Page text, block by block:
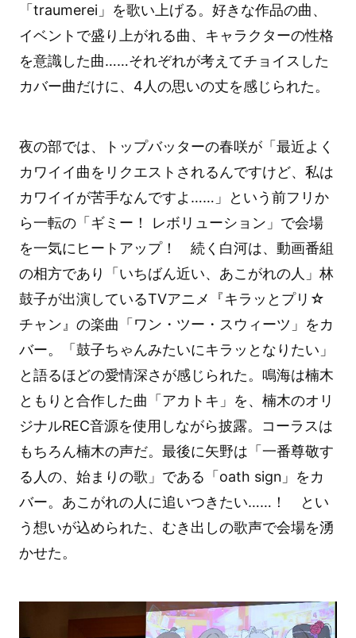
「traumerei」を歌い上げる。好きな作品の曲、
イベントで盛り上がれる曲、キャラクターの性格
を意識した曲……それぞれが考えてチョイスした
カバー曲だけに、4人の思いの丈を感じられた。
夜の部では、トップバッターの春咲が「最近よく
カワイイ曲をリクエストされるんですけど、私は
カワイイが苦手なんですよ……」という前フリか
ら一転の「ギミー！ レボリューション」で会場
を一気にヒートアップ！ 続く白河は、動画番組
の相方であり「いちばん近い、あこがれの人」林
鼓子が出演しているTVアニメ『キラッとプリ☆
チャン』の楽曲「ワン・ツー・スウィーツ」をカ
バー。「鼓子ちゃんみたいにキラッとなりたい」
と語るほどの愛情深さが感じられた。鳴海は楠木
ともりと合作した曲「アカトキ」を、楠木のオリ
ジナルREC音源を使用しながら披露。コーラスは
もちろん楠木の声だ。最後に矢野は「一番尊敬す
る人の、始まりの歌」である「oath sign」をカ
バー。あこがれの人に追いつきたい……！ とい
う想いが込められた、むき出しの歌声で会場を湧
かせた。